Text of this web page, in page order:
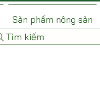
Sản phẩm nông sản
Tìm kiếm